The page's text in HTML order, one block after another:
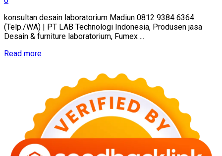
konsultan desain laboratorium Madiun 0812 9384 6364
(Telp./WA) | PT LAB Technologi Indonesia, Produsen jasa
Desain & furniture laboratorium, Fumex ...
Read more